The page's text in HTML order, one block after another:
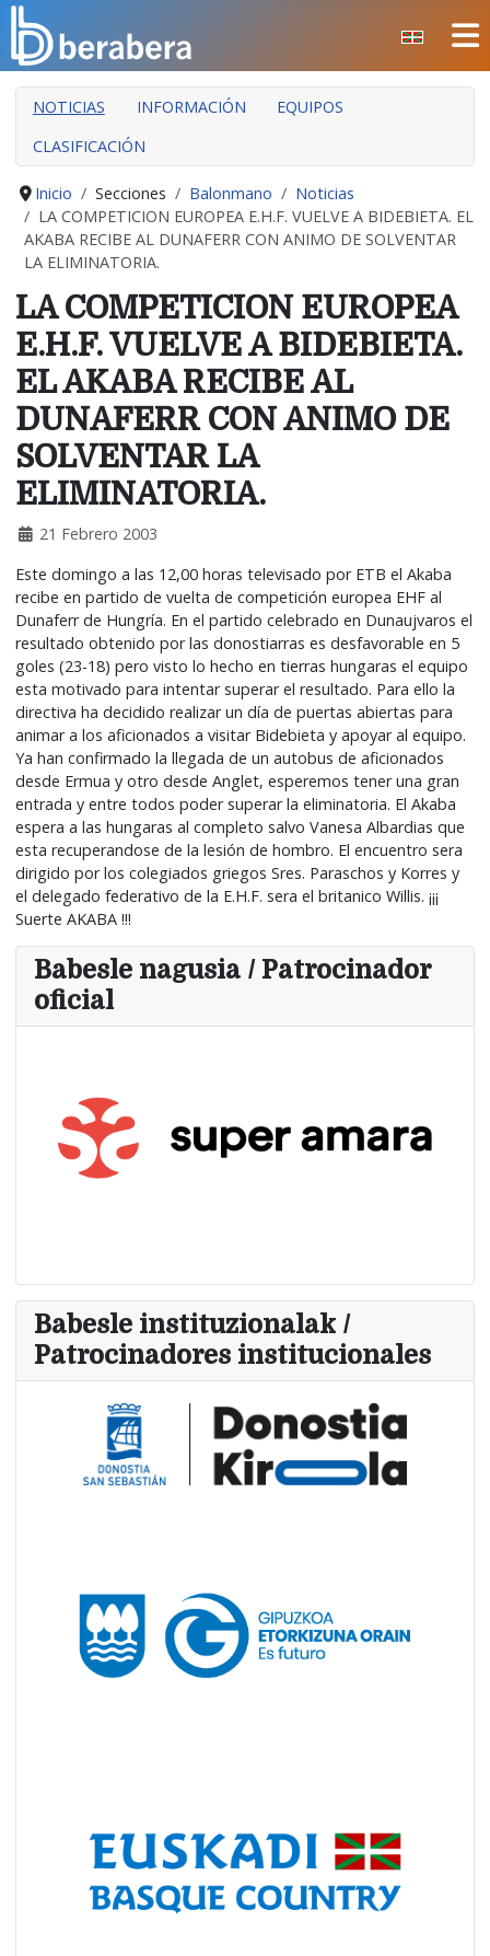
CERRAR
INICIO
CLUB
MANTEO
SECCIONES
EVENTOS
ÁREA SOCIAL
PREVENCIÓN DE LA VIOLENCIA
BERA BERA IZARRAK
NOTICIAS INFORMACIÓN
EQUIPOS
CLASIFICACIÓN
Inicio Secciones Balonmano
Noticias
LA COMPETICION EUROPEA E.H.F. VUELVE A BIDEBIETA. EL
AKABA RECIBE AL DUNAFERR CON ANIMO DE SOLVENTAR
LA ELIMINATORIA.
LA COMPETICION EUROPEA
E.H.F. VUELVE A BIDEBIETA.
EL AKABA RECIBE AL
DUNAFERR CON ANIMO DE
SOLVENTAR LA
ELIMINATORIA.
21 Febrero 2003
Este domingo a las 12,00 horas televisado por ETB el Akaba
recibe en partido de vuelta de competición europea EHF al
Dunaferr de Hungría. En el partido celebrado en Dunaujvaros el
resultado obtenido por las donostiarras es desfavorable en 5
goles (23-18) pero visto lo hecho en tierras hungaras el equipo
esta motivado para intentar superar el resultado. Para ello la
directiva ha decidido realizar un día de puertas abiertas para
animar a los aficionados a visitar Bidebieta y apoyar al equipo.
Ya han confirmado la llegada de un autobus de aficionados
desde Ermua y otro desde Anglet, esperemos tener una gran
entrada y entre todos poder superar la eliminatoria. El Akaba
espera a las hungaras al completo salvo Vanesa Albardias que
esta recuperandose de la lesión de hombro. El encuentro sera
dirigido por los colegiados griegos Sres. Paraschos y Korres y
el delegado federativo de la E.H.F. sera el britanico Willis. ¡¡¡
Suerte AKABA !!!
Babesle nagusia / Patrocinador
oficial
Babesle instituzionalak /
Patrocinadores institucionales